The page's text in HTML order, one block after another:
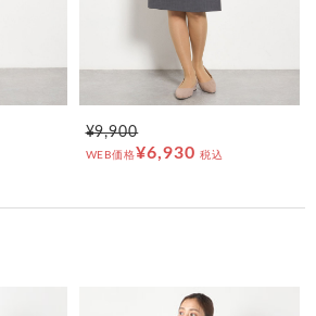
¥9,900
WEB価格¥6,930 税込